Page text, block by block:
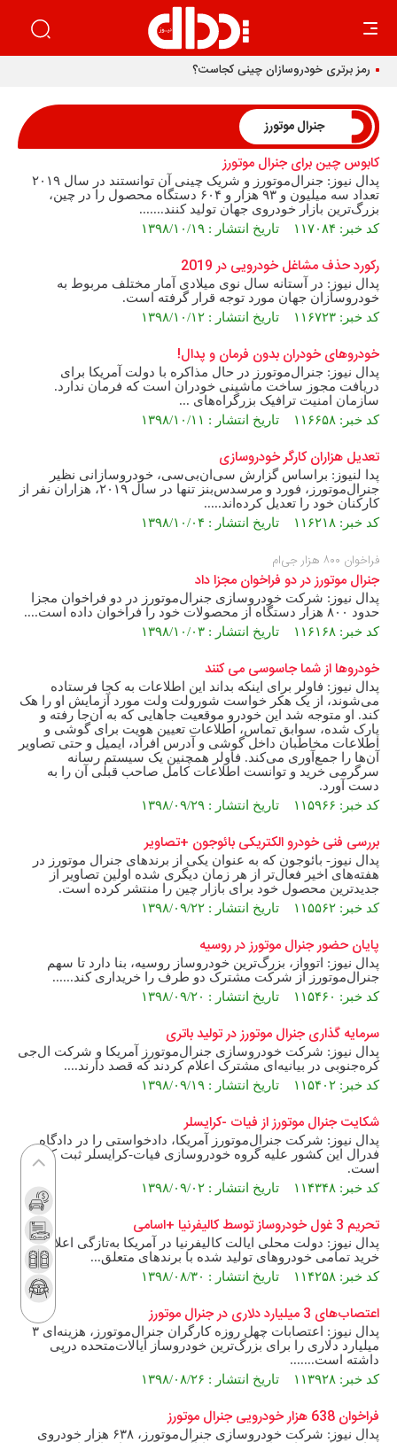
رمز برتری خودروسازان چینی کجاست؟
جنرال موتورز
کابوس چین برای جنرال موتورز
پدال نیوز: جنرال‌موتورز و شریک چینی آن توانستند در سال ۲۰۱۹
تعداد سه میلیون و ۹۳ هزار و ۶۰۴ دستگاه محصول را در چین،
بزرگ‌ترین بازار خودروی جهان تولید کنند.......
کد خبر: ۱۱۷۰۸۴ تاریخ انتشار : ۱۳۹۸/۱۰/۱۹
رکورد حذف مشاغل خودرویی در 2019
پدال نیوز: در آستانه سال نوی میلادی آمار مختلف مربوط به
خودروسازان جهان مورد توجه قرار گرفته است.
کد خبر: ۱۱۶۷۲۳ تاریخ انتشار : ۱۳۹۸/۱۰/۱۲
خودروهای خودران بدون فرمان و پدال!
پدال نیوز: جنرال‌موتورز در حال مذاکره با دولت آمریکا برای
دریافت مجوز ساخت ماشینی خودران است که فرمان ندارد.
سازمان امنیت ترافیک بزرگراه‌های ...
کد خبر: ۱۱۶۶۵۸ تاریخ انتشار : ۱۳۹۸/۱۰/۱۱
تعدیل هزاران کارگر خودروسازی
پدا لنیوز: براساس گزارش سی‌ان‌بی‌سی، خودروسازانی نظیر
جنرال‌موتورز، فورد و مرسدس‌بنز تنها در سال ۲۰۱۹، هزاران نفر از
کارکنان خود را تعدیل کرده‌اند.....
کد خبر: ۱۱۶۲۱۸ تاریخ انتشار : ۱۳۹۸/۱۰/۰۴
فراخوان ۸۰۰ هزار جی‌ام
جنرال موتورز در دو فراخوان مجزا داد
پدال نیوز: شرکت خودروسازی جنرال‌موتورز در دو فراخوان مجزا
حدود ۸۰۰ هزار دستگاه از محصولات خود را فراخوان داده است....
کد خبر: ۱۱۶۱۶۸ تاریخ انتشار : ۱۳۹۸/۱۰/۰۳
خودروها از شما جاسوسی می کنند
پدال نیوز: فاولر برای اینکه بداند این اطلاعات به کجا فرستاده
می‌شوند، از یک هکر خواست شورولت ولت مورد آزمایش او را هک
کند. او متوجه شد این خودرو موقعیت جاهایی که به آن‌جا رفته و
پارک شده، سوابق تماس، اطلاعات تعیین هویت برای گوشی و
اطلاعات مخاطبان داخل گوشی و آدرس افراد، ایمیل و حتی تصاویر
آن‌ها را جمع‌آوری می‌کند. فاولر همچنین یک سیستم رسانه
سرگرمی خرید و توانست اطلاعات کامل صاحب قبلی آن را به
دست آورد.
کد خبر: ۱۱۵۹۶۶ تاریخ انتشار : ۱۳۹۸/۰۹/۲۹
بررسی فنی خودرو الکتریکی بائوجون +تصاویر
پدال نیوز- بائوجون که به عنوان یکی از برندهای جنرال موتورز در
هفته‌های اخیر فعال‌تر از هر زمان دیگری شده اولین تصاویر از
جدیدترین محصول خود برای بازار چین را منتشر کرده است.
کد خبر: ۱۱۵۵۶۲ تاریخ انتشار : ۱۳۹۸/۰۹/۲۲
پایان حضور جنرال موتورز در روسیه
پدال نیوز: اتوواز، بزرگ‌ترین خودروساز روسیه، بنا دارد تا سهم
جنرال‌موتورز از شرکت مشترک دو طرف را خریداری کند......
کد خبر: ۱۱۵۴۶۰ تاریخ انتشار : ۱۳۹۸/۰۹/۲۰
سرمایه گذاری جنرال موتورز در تولید باتری
پدال نیوز: شرکت خودروسازی جنرال‌موتورز آمریکا و شرکت ال‌جی
کره‌جنوبی در بیانیه‌ای مشترک اعلام کردند که قصد دارند....
کد خبر: ۱۱۵۴۰۲ تاریخ انتشار : ۱۳۹۸/۰۹/۱۹
شکایت جنرال موتورز از فیات -کرایسلر
پدال نیوز: شرکت جنرال‌موتورز آمریکا، دادخواستی را در دادگاه
فدرال این کشور علیه گروه خودروسازی فیات-‌کرایسلر ثبت کرده
است.
کد خبر: ۱۱۴۳۴۸ تاریخ انتشار : ۱۳۹۸/۰۹/۰۲
تحریم 3 غول خودروساز توسط کالیفرنیا +اسامی
پدال نیوز: دولت محلی ایالت کالیفرنیا در آمریکا به‌تازگی اعلام کرد
خرید تمامی خودروهای تولید شده با برند‌های متعلق...
کد خبر: ۱۱۴۲۵۸ تاریخ انتشار : ۱۳۹۸/۰۸/۳۰
اعتصاب‌های 3 میلیارد دلاری در جنرال موتورز
پدال نیوز: اعتصابات چهل روزه کارگران جنرال‌موتورز، هزینه‌ای ۳
میلیارد دلاری را برای بزرگ‌ترین خودروساز ایالات‌متحده درپی
داشته است.......
کد خبر: ۱۱۳۹۲۸ تاریخ انتشار : ۱۳۹۸/۰۸/۲۶
فراخوان 638 هزار خودرویی جنرال موتورز
پدال نیوز: شرکت خودروسازی جنرال‌موتورز، ۶۳۸ هزار خودروی